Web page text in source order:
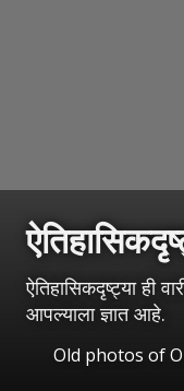
ऐतिहासिकदृष्ट्या ही
आपल्याला ज्ञात आहे.
Old photos of